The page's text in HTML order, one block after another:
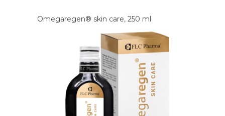
Omegaregen® skin care, 250 ml